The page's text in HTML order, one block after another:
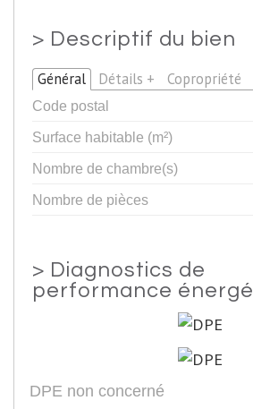
> Descriptif du bien
Général Détails + Copropriété
Code postal
Surface habitable (m²)
Nombre de chambre(s)
Nombre de pièces
> Diagnostics de
performance
DPE non concerné